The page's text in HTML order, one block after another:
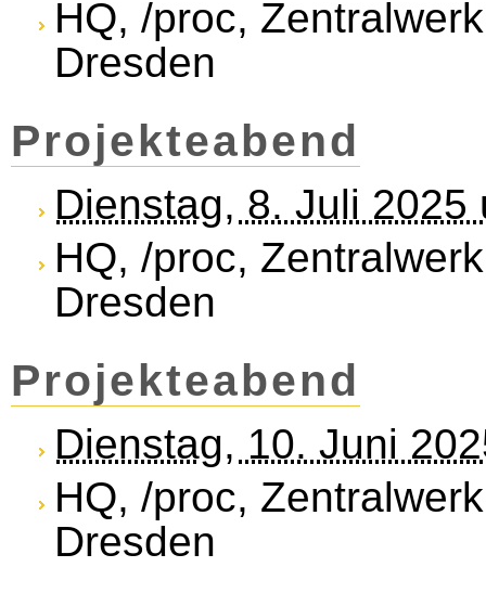
HQ, /proc,
Dresden
Projekteabend
Dienstag, 8. Juli 2025
HQ, /proc,
Dresden
Projekteabend
Dienstag, 10. Juni
HQ, /proc,
Dresden